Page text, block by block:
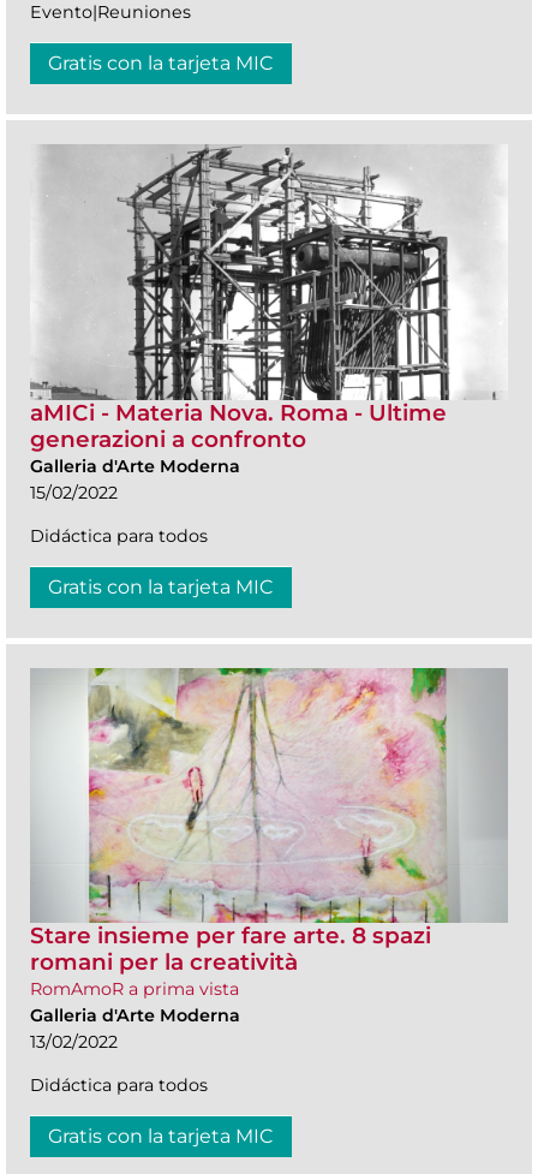
Evento|Reuniones
Gratis con la tarjeta MIC
aMICi - Materia Nova. Roma - Ultime
generazioni a confronto
Galleria d'Arte Moderna
15/02/2022
Didáctica para todos
Gratis con la tarjeta MIC
Stare insieme per fare arte. 8 spazi
romani per la creatività
RomAmoR a prima vista
Galleria d'Arte Moderna
13/02/2022
Didáctica para todos
Gratis con la tarjeta MIC